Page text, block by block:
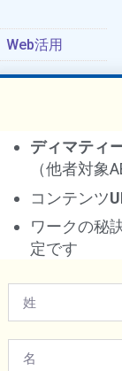
Web活用
ディマティ
（他者対象
コンテンツ
ワークの秘
定です